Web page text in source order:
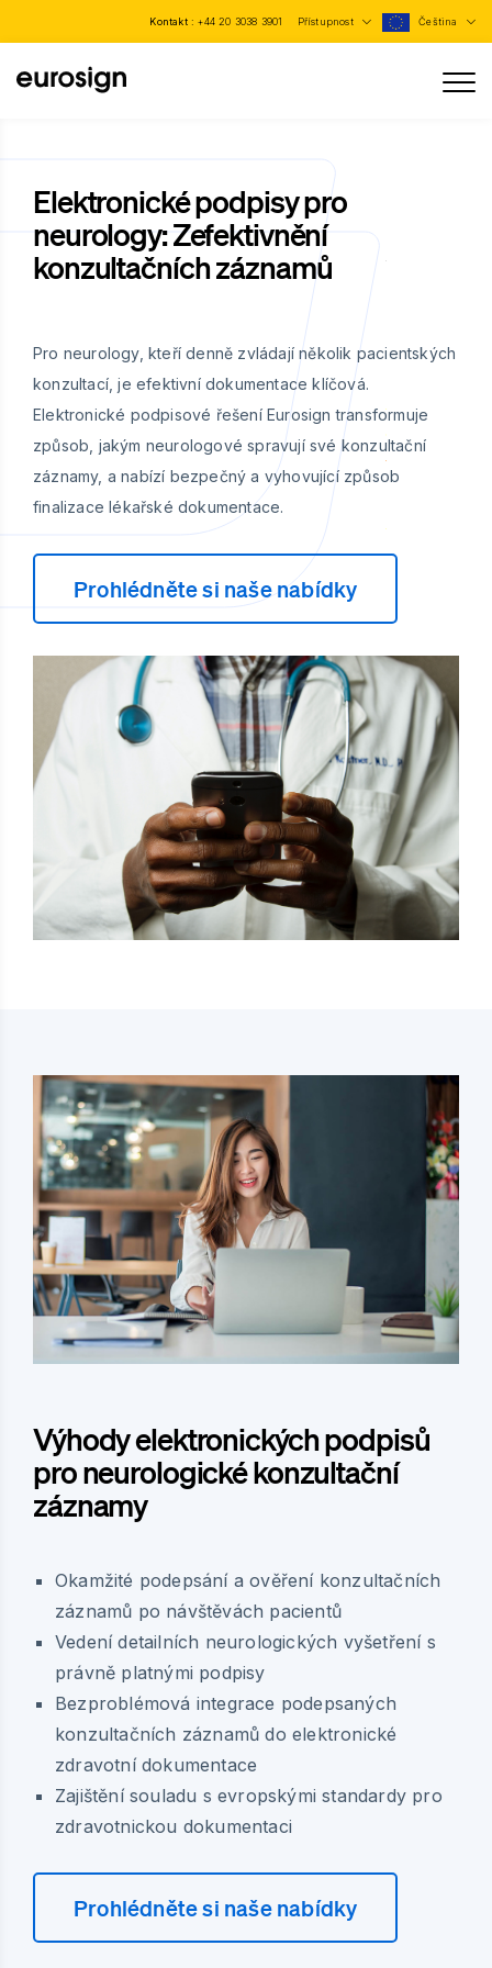
Kontakt :+44 20 3038 3901 Přístupnost Čeština
Elektronické podpisy pro
neurology: Zefektivnění
konzultačních záznamů
Pro neurology, kteří denně zvládají několik pacientských
konzultací, je efektivní dokumentace klíčová.
Elektronické podpisové řešení Eurosign transformuje
způsob, jakým neurologové spravují své konzultační
záznamy, a nabízí bezpečný a vyhovující způsob
finalizace lékařské dokumentace.
Prohlédněte si naše nabídky
Výhody elektronických podpisů
pro neurologické konzultační
záznamy
Okamžité podepsání a ověření konzultačních
záznamů po návštěvách pacientů
Vedení detailních neurologických vyšetření s
právně platnými podpisy
Bezproblémová integrace podepsaných
konzultačních záznamů do elektronické
zdravotní dokumentace
Zajištění souladu s evropskými standardy pro
zdravotnickou dokumentaci
Prohlédněte si naše nabídky